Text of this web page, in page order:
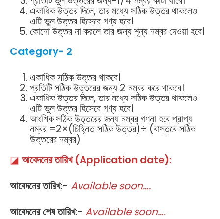
একাধিক উত্তর দিলে, তার মধ্যে সঠিক উত্তর থাকলেও
এটি ভুল উত্তর হিসেবে গণ্য হবে।
কোনো উত্তর না করলে তার জন্য শূন্য নম্বর দেওয়া হবে।
Category- 2
একাধিক সঠিক উত্তর থাকবে।
প্রতিটি সঠিক উত্তরের জন্য 2 নম্বর করে থাকবে।
একাধিক উত্তর দিলে, তার মধ্যে সঠিক উত্তর থাকলেও
এটি ভুল উত্তর হিসেবে গণ্য হবে।
আংশিক সঠিক উত্তরের জন্য নম্বর গণনা হবে প্রাপ্য
নম্বর =2×(চিহ্নিত সঠিক উত্তর)÷ (বাস্তবে সঠিক
উত্তরের নম্বর)
◪ আবেদনের তারিখ (Application date):
আবেদনের তারিখ:- Available soon….
আবেদনের শেষ তারিখ:- Available soon….